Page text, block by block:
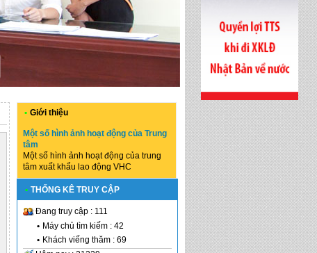
• Giới thiệu
Một số hình ảnh hoạt động của Trung
tâm
Một số hình ảnh hoạt động của trung
tâm xuất khẩu lao động VHC
• THỐNG KÊ TRUY CẬP
Đang truy cập : 111
• Máy chủ tìm kiếm : 42
• Khách viếng thăm : 69